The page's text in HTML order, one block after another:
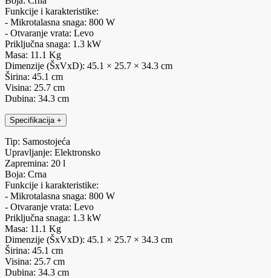
Funkcije i karakteristike:
- Mikrotalasna snaga: 800 W
- Otvaranje vrata: Levo
Priključna snaga: 1.3 kW
Masa: 11.1 Kg
Dimenzije (ŠxVxD): 45.1 × 25.7 × 34.3 cm
Širina: 45.1 cm
Visina: 25.7 cm
Dubina: 34.3 cm
Specifikacija +
Tip: Samostojeća
Upravljanje: Elektronsko
Zapremina: 20 l
Boja: Crna
Funkcije i karakteristike:
- Mikrotalasna snaga: 800 W
- Otvaranje vrata: Levo
Priključna snaga: 1.3 kW
Masa: 11.1 Kg
Dimenzije (ŠxVxD): 45.1 × 25.7 × 34.3 cm
Širina: 45.1 cm
Visina: 25.7 cm
Dubina: 34.3 cm